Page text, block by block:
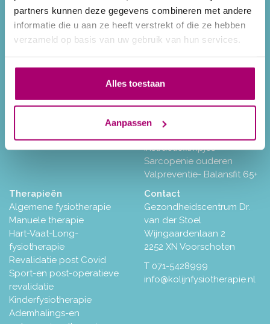
partners kunnen deze gegevens combineren met andere
informatie die u aan ze heeft verstrekt of die ze hebben
verzameld op basis van uw gebruik van hun services.
Alles toestaan
Aanpassen
Samenwerking
Kwaliteitsregister
Kosten en vergoeding
Missie en Visie
Tarieven
CVA (bij neurologische
aandoeningen)
Diabetes
Multipele Sclerose (MS)
Ademhaling-en
Ontspannen
ouderen (i.s.m. Marente)
Fysio-fitness
Instructiefilmpjes
Sarcopenie ouderen
Valpreventie- Balansfit 65+
Therapieën
Algemene fysiotherapie
Manuele therapie
Hart-Vaat-Long-
fysiotherapie
Revalidatie post Covid
Sport-en post-operatieve
revalidatie
Kinderfysiotherapie
Ademhalings-en
Contact
Gezondheidscentrum Dr.
van der Stoel
Wijngaardenlaan 2
2252 XN Voorschoten
T 071-5428999
info@kolijnfysiotherapie.nl